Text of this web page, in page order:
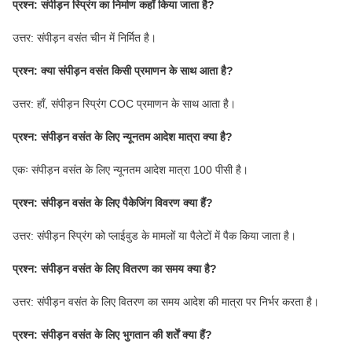
प्रश्न: संपीड़न स्प्रिंग का निर्माण कहाँ किया जाता है?
उत्तर: संपीड़न वसंत चीन में निर्मित है।
प्रश्न: क्या संपीड़न वसंत किसी प्रमाणन के साथ आता है?
उत्तर: हाँ, संपीड़न स्प्रिंग COC प्रमाणन के साथ आता है।
प्रश्न: संपीड़न वसंत के लिए न्यूनतम आदेश मात्रा क्या है?
एकः संपीड़न वसंत के लिए न्यूनतम आदेश मात्रा 100 पीसी है।
प्रश्न: संपीड़न वसंत के लिए पैकेजिंग विवरण क्या हैं?
उत्तर: संपीड़न स्प्रिंग को प्लाईवुड के मामलों या पैलेटों में पैक किया जाता है।
प्रश्न: संपीड़न वसंत के लिए वितरण का समय क्या है?
उत्तर: संपीड़न वसंत के लिए वितरण का समय आदेश की मात्रा पर निर्भर करता है।
प्रश्न: संपीड़न वसंत के लिए भुगतान की शर्तें क्या हैं?